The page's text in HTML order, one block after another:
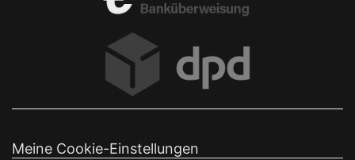
Meine Cookie-Einstellungen